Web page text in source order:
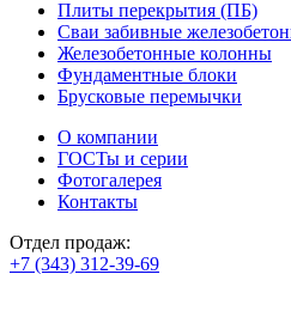
Плиты перекрытия (ПБ)
Сваи забивные
Железобетонные колонны
Фундаментные блоки
Брусковые перемычки
О компании
ГОСТы и серии
Фотогалерея
Контакты
Отдел продаж:
+7 (343) 312-39-69